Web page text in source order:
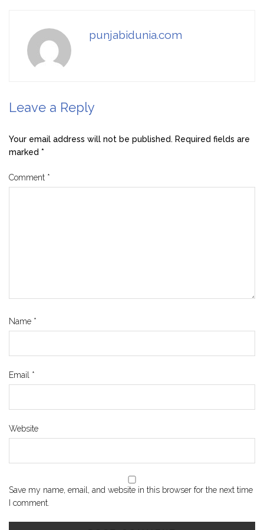
punjabidunia.com
Leave a Reply
Your email address will not be published. Required fields are
marked *
Comment *
Name *
Email *
Website
Save my name, email, and website in this browser for the next time
I comment.